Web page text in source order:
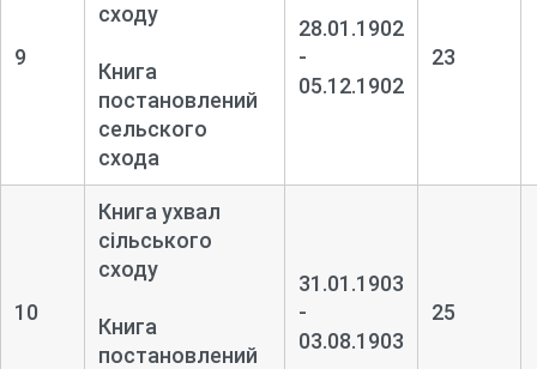
9
сходу
Книга
постановлений
сельского
схода
28.01.1902
-
05.12.1902
23
10
Книга ухвал
сільського
сходу
Книга
постановлений
31.01.1903
-
03.08.1903
25